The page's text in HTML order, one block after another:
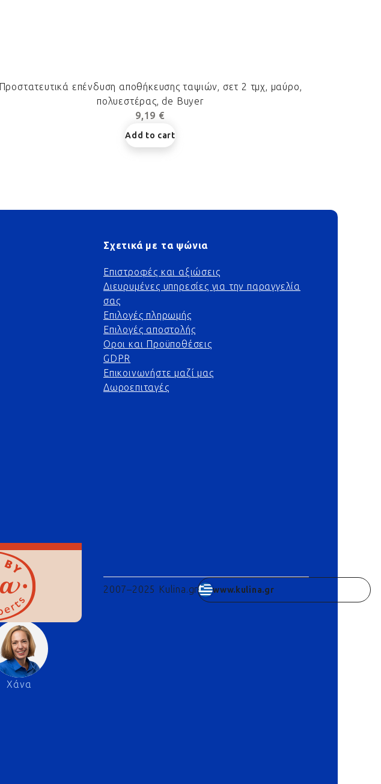
Προστατευτικά επένδυση αποθήκευσης ταψιών, σετ 2 τμχ, μαύρο,
πολυεστέρας, de Buyer
9,19 €
Add to cart
Σχετικά με τα ψώνια
Επιστροφές και αξιώσεις
Διευρυμένες υπηρεσίες για την παραγγελία
σας
Επιλογές πληρωμής
Επιλογές αποστολής
Οροι και Προϋποθέσεις
GDPR
Επικοινωνήστε μαζί μας
Δωροεπιταγές
Χάνα
2007–2025 Kulina.gr www.kulina.gr